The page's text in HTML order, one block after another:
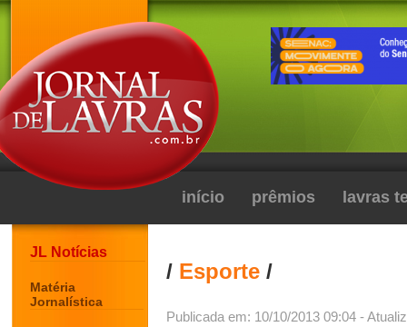
início prêmios lavras
JL Notícias
Matéria
Jornalística
/ Esporte /
Publicada em: 10/10/2013 09:04 -